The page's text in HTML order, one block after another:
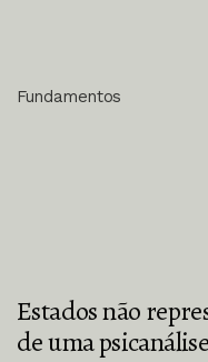
Fundamentos
Estados não
de uma